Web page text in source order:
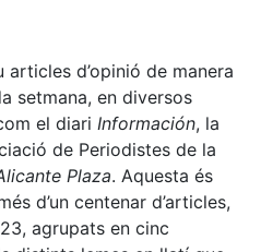
d’opinió de manera
setmana, en diversos
el diari Información, la
de Periodistes de la
Plaza. Aquesta és
d’un centenar d’articles,
agrupats en cinc